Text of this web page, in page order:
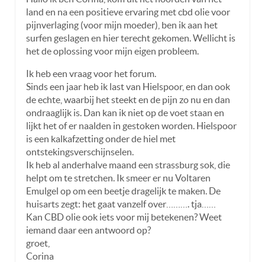
land en na een positieve ervaring met cbd olie voor
pijnverlaging (voor mijn moeder), ben ik aan het
surfen geslagen en hier terecht gekomen. Wellicht is
het de oplossing voor mijn eigen probleem.
Ik heb een vraag voor het forum.
Sinds een jaar heb ik last van Hielspoor, en dan ook
de echte, waarbij het steekt en de pijn zo nu en dan
ondraaglijk is. Dan kan ik niet op de voet staan en
lijkt het of er naalden in gestoken worden. Hielspoor
is een kalkafzetting onder de hiel met
ontstekingsverschijnselen.
Ik heb al anderhalve maand een strassburg sok, die
helpt om te stretchen. Ik smeer er nu Voltaren
Emulgel op om een beetje dragelijk te maken. De
huisarts zegt: het gaat vanzelf over………. tja……
Kan CBD olie ook iets voor mij betekenen? Weet
iemand daar een antwoord op?
groet,
Corina